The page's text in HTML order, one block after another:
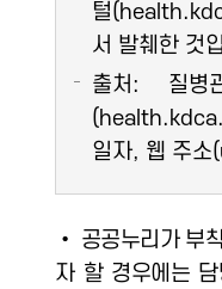
털
서 발췌한 것
출처: 질병
일자, 웹 주소
• 공공누리가 부
자 할 경우에는 담